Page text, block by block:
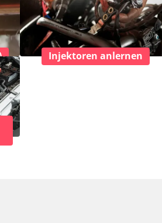
Injektoren anlernen